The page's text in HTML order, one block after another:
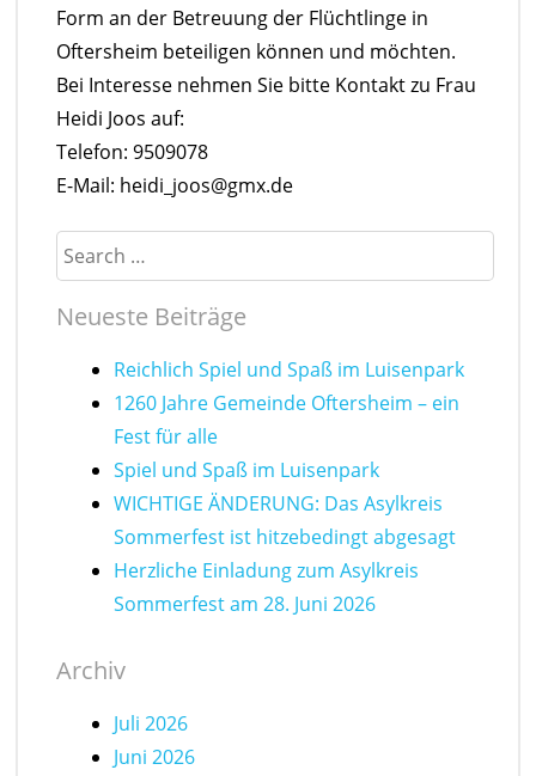
Form an der Betreuung der Flüchtlinge in
Oftersheim beteiligen können und möchten.
Bei Interesse nehmen Sie bitte Kontakt zu Frau
Heidi Joos auf:
Telefon: 9509078
E-Mail: heidi_joos@gmx.de
Search
Neueste Beiträge
Reichlich Spiel und Spaß im Luisenpark
1260 Jahre Gemeinde Oftersheim – ein
Fest für alle
Spiel und Spaß im Luisenpark
WICHTIGE ÄNDERUNG: Das Asylkreis
Sommerfest ist hitzebedingt abgesagt
Herzliche Einladung zum Asylkreis
Sommerfest am 28. Juni 2026
Archiv
Juli 2026
Juni 2026